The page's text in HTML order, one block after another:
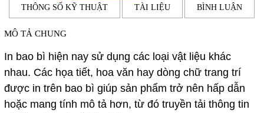
THÔNG SỐ KỸ THUẬT TÀI LIỆU BÌNH LUẬN
MÔ TẢ CHUNG
In bao bì hiện nay sử dụng các loại vật liệu khác
nhau. Các họa tiết, hoa văn hay dòng chữ trang trí
được in trên bao bì giúp sản phẩm trở nên hấp dẫn
hoặc mang tính mô tả hơn, từ đó truyền tải thông tin